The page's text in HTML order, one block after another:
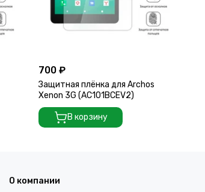
700 ₽
Защитная плёнка для Archos
Xenon 3G (AC101BCEV2)
В корзину
О компании